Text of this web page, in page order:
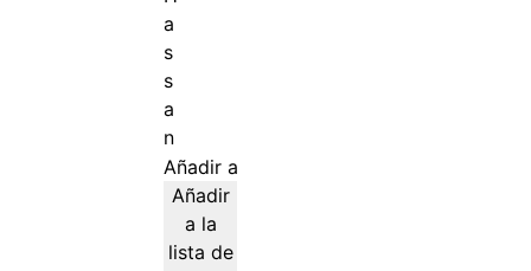
Añadir al carrito
Añadir
a la
lista de